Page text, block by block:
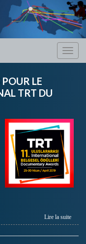
LE
TRT DU
Lire la suite